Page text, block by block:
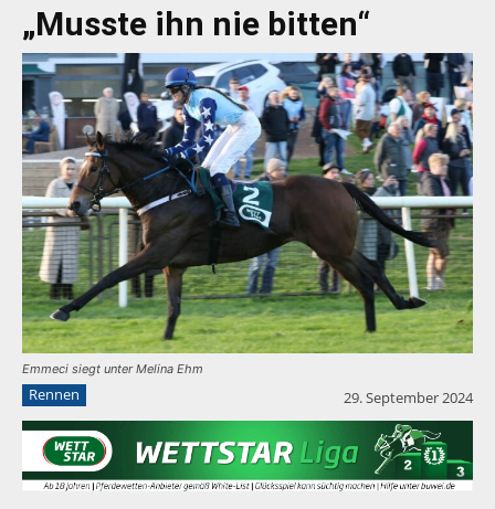
„Musste ihn nie bitten“
Emmeci siegt unter Melina Ehm
Rennen 29. September 2024